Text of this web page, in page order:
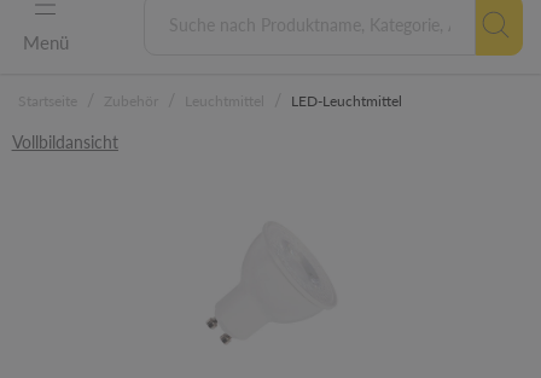
Menü
LED-Leuchtmittel
Vollbildansicht